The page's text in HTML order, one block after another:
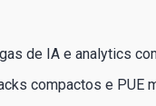
de IA e analytics
compactos e PUE